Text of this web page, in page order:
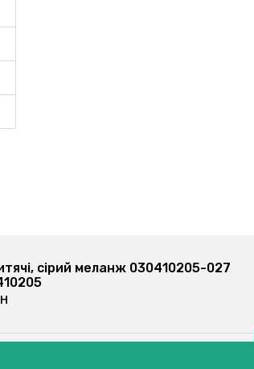
Штани спортивні, сірі 030355201-023
Арт: 030355201